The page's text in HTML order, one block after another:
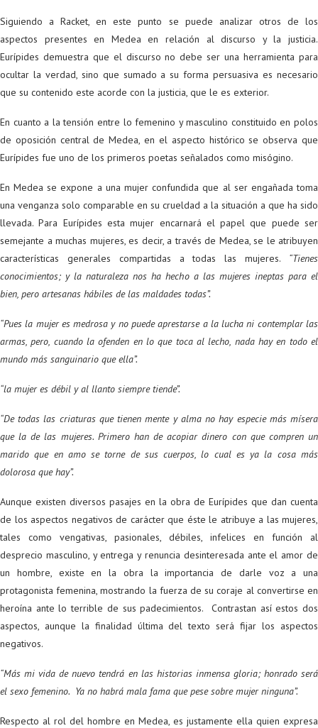
Siguiendo a Racket, en este punto se puede analizar otros de los
aspectos presentes en Medea en relación al discurso y la justicia.
Eurípides demuestra que el discurso no debe ser una herramienta para
ocultar la verdad, sino que sumado a su forma persuasiva es necesario
que su contenido este acorde con la justicia, que le es exterior.
En cuanto a la tensión entre lo femenino y masculino constituido en polos
de oposición central de Medea, en el aspecto histórico se observa que
Eurípides fue uno de los primeros poetas señalados como misógino.
En Medea se expone a una mujer confundida que al ser engañada toma
una venganza solo comparable en su crueldad a la situación a que ha sido
llevada. Para Eurípides esta mujer encarnará el papel que puede ser
semejante a muchas mujeres, es decir, a través de Medea, se le atribuyen
características generales compartidas a todas las mujeres. “Tienes
conocimientos; y la naturaleza nos ha hecho a las mujeres ineptas para el
bien, pero artesanas hábiles de las maldades todas”.
“Pues la mujer es medrosa y no puede aprestarse a la lucha ni contemplar las
armas, pero, cuando la ofenden en lo que toca al lecho, nada hay en todo el
mundo más sanguinario que ella”.
“la mujer es débil y al llanto siempre tiende”.
“De todas las criaturas que tienen mente y alma no hay especie más mísera
que la de las mujeres. Primero han de acopiar dinero con que compren un
marido que en amo se torne de sus cuerpos, lo cual es ya la cosa más
dolorosa que hay”.
Aunque existen diversos pasajes en la obra de Eurípides que dan cuenta
de los aspectos negativos de carácter que éste le atribuye a las mujeres,
tales como vengativas, pasionales, débiles, infelices en función al
desprecio masculino, y entrega y renuncia desinteresada ante el amor de
un hombre, existe en la obra la importancia de darle voz a una
protagonista femenina, mostrando la fuerza de su coraje al convertirse en
heroína ante lo terrible de sus padecimientos. Contrastan así estos dos
aspectos, aunque la finalidad última del texto será fijar los aspectos
negativos.
“Más mi vida de nuevo tendrá en las historias inmensa gloria; honrado será
el sexo femenino. Ya no habrá mala fama que pese sobre mujer ninguna”.
Respecto al rol del hombre en Medea, es justamente ella quien expresa